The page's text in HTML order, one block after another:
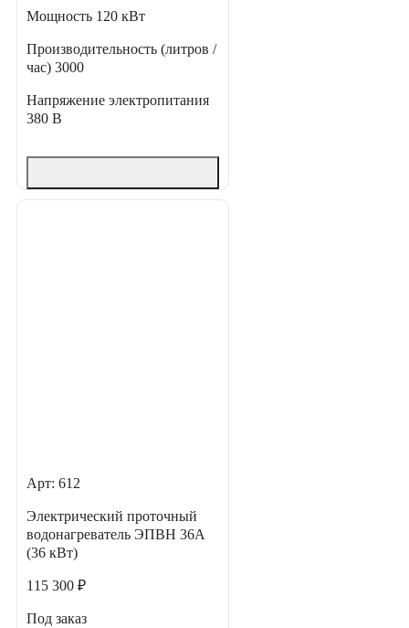
Мощность 120 кВт
Производительность (литров /
час) 3000
Напряжение электропитания
380 В
Арт: 612
Электрический проточный
водонагреватель ЭПВН 36А
(36 кВт)
115 300 ₽
Под заказ